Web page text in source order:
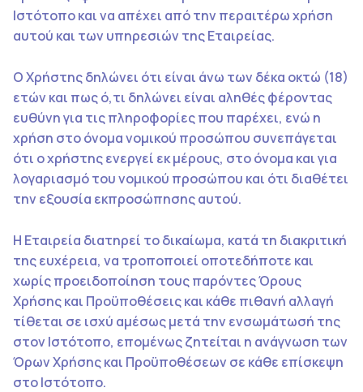
Ιστότοπο και να απέχει από την περαιτέρω χρήση
αυτού και των υπηρεσιών της Εταιρείας.
Ο Χρήστης δηλώνει ότι είναι άνω των δέκα οκτώ (18)
ετών και πως ό,τι δηλώνει είναι αληθές φέροντας
ευθύνη για τις πληροφορίες που παρέχει, ενώ η
χρήση στο όνομα νομικού προσώπου συνεπάγεται
ότι ο χρήστης ενεργεί εκ μέρους, στο όνομα και για
λογαριασμό του νομικού προσώπου και ότι διαθέτει
την εξουσία εκπροσώπησης αυτού.
Η Εταιρεία διατηρεί το δικαίωμα, κατά τη διακριτική
της ευχέρεια, να τροποποιεί οποτεδήποτε και
χωρίς προειδοποίηση τους παρόντες Όρους
Χρήσης και Προϋποθέσεις και κάθε πιθανή αλλαγή
τίθεται σε ισχύ αμέσως μετά την ενσωμάτωσή της
στον Ιστότοπο, επομένως ζητείται η ανάγνωση των
Όρων Χρήσης και Προϋποθέσεων σε κάθε επίσκεψη
στο Ιστότοπο.